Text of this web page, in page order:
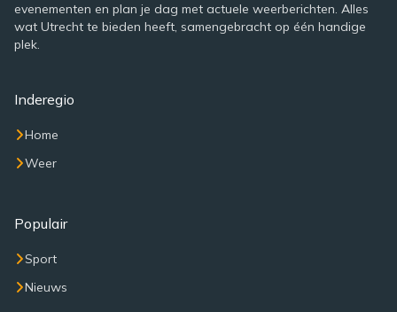
evenementen en plan je dag met actuele weerberichten. Alles
wat Utrecht te bieden heeft, samengebracht op één handige
plek.
Inderegio
Home
Weer
Populair
Sport
Nieuws